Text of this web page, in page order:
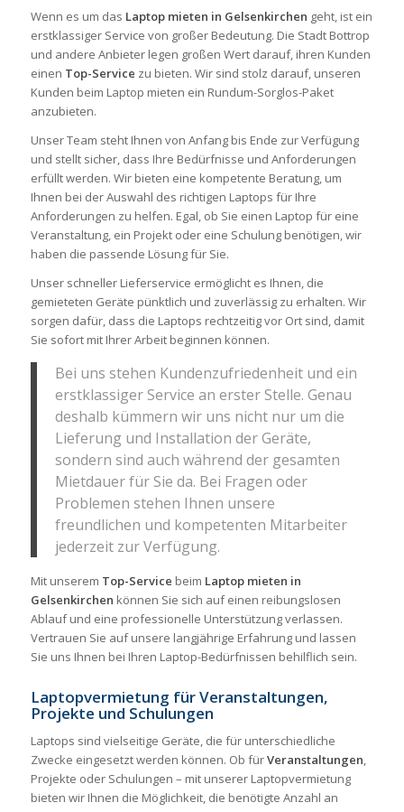
Wenn es um das Laptop mieten in Gelsenkirchen geht, ist ein
erstklassiger Service von großer Bedeutung. Die Stadt Bottrop
und andere Anbieter legen großen Wert darauf, ihren Kunden
einen Top-Service zu bieten. Wir sind stolz darauf, unseren
Kunden beim Laptop mieten ein Rundum-Sorglos-Paket
anzubieten.
Unser Team steht Ihnen von Anfang bis Ende zur Verfügung
und stellt sicher, dass Ihre Bedürfnisse und Anforderungen
erfüllt werden. Wir bieten eine kompetente Beratung, um
Ihnen bei der Auswahl des richtigen Laptops für Ihre
Anforderungen zu helfen. Egal, ob Sie einen Laptop für eine
Veranstaltung, ein Projekt oder eine Schulung benötigen, wir
haben die passende Lösung für Sie.
Unser schneller Lieferservice ermöglicht es Ihnen, die
gemieteten Geräte pünktlich und zuverlässig zu erhalten. Wir
sorgen dafür, dass die Laptops rechtzeitig vor Ort sind, damit
Sie sofort mit Ihrer Arbeit beginnen können.
Bei uns stehen Kundenzufriedenheit und ein
erstklassiger Service an erster Stelle. Genau
deshalb kümmern wir uns nicht nur um die
Lieferung und Installation der Geräte,
sondern sind auch während der gesamten
Mietdauer für Sie da. Bei Fragen oder
Problemen stehen Ihnen unsere
freundlichen und kompetenten Mitarbeiter
jederzeit zur Verfügung.
Mit unserem Top-Service beim Laptop mieten in
Gelsenkirchen können Sie sich auf einen reibungslosen
Ablauf und eine professionelle Unterstützung verlassen.
Vertrauen Sie auf unsere langjährige Erfahrung und lassen
Sie uns Ihnen bei Ihren Laptop-Bedürfnissen behilflich sein.
Laptopvermietung für Veranstaltungen,
Projekte und Schulungen
Laptops sind vielseitige Geräte, die für unterschiedliche
Zwecke eingesetzt werden können. Ob fürVeranstaltungen,
Projekte oder Schulungen – mit unserer Laptopvermietung
bieten wir Ihnen die Möglichkeit, die benötigte Anzahl an